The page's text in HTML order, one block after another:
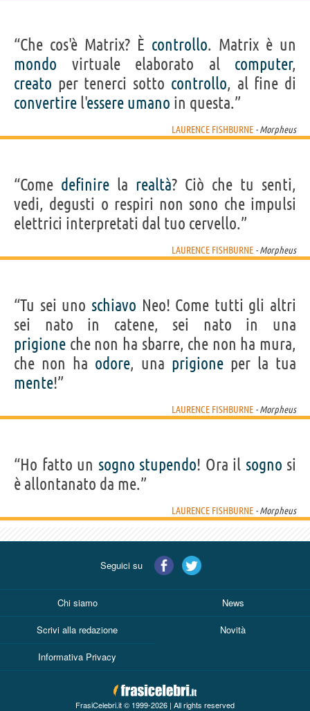
“Che cos'è Matrix? È controllo. Matrix è un
mondo virtuale elaborato al computer,
creato per tenerci sotto controllo, al fine di
convertire l'essere umano in questa.”
LAURENCE FISHBURNE - Morpheus
“Come definire la realtà? Ciò che tu senti,
vedi, degusti o respiri non sono che impulsi
elettrici interpretati dal tuo cervello.”
LAURENCE FISHBURNE - Morpheus
“Tu sei uno schiavo Neo! Come tutti gli altri
sei nato in catene, sei nato in una
prigione che non ha sbarre, che non ha mura,
che non ha odore, una prigione per la tua
mente!”
LAURENCE FISHBURNE - Morpheus
“Ho fatto un sogno stupendo! Ora il sogno si
è allontanato da me.”
LAURENCE FISHBURNE - Morpheus
Seguici su
Chi siamo News
Scrivi alla redazione Novità
Informativa Privacy
FrasiCelebri.it © 1999-2026 | All rights reserved